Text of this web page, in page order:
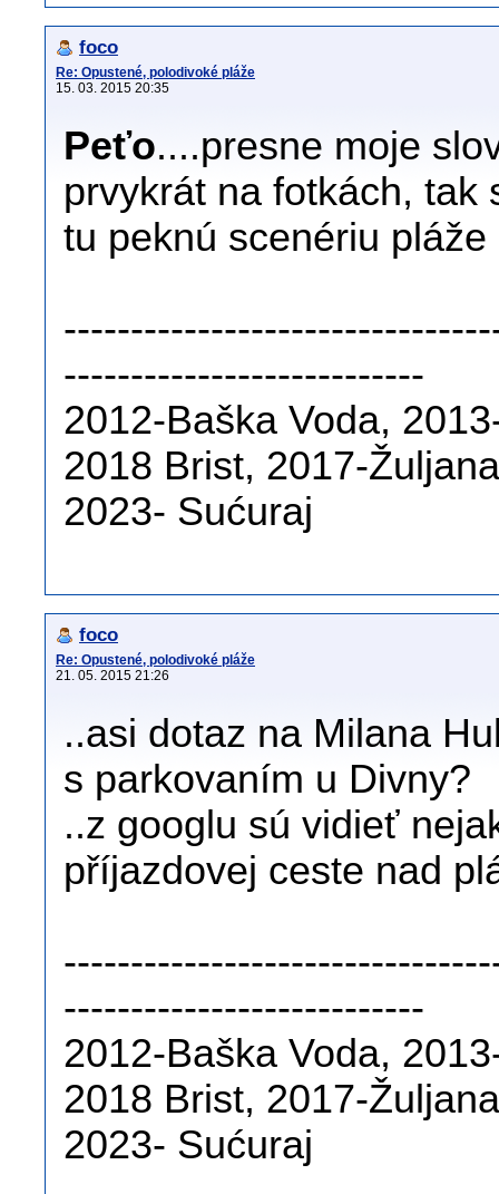
foco
Re: Opustené, polodivoké pláže
15. 03. 2015 20:35
Peťo....presne moje
prvykrát na fotkách, tak
tu peknú scenériu
---------------------------
2012-Baška Voda,
2018 Brist, 2017-
2023- Sućuraj
foco
Re: Opustené, polodivoké pláže
21. 05. 2015 21:26
..asi dotaz na Milana
s parkovaním u Divny?
..z googlu sú vidieť
příjazdovej ceste nad
---------------------------
2012-Baška Voda,
2018 Brist, 2017-
2023- Sućuraj